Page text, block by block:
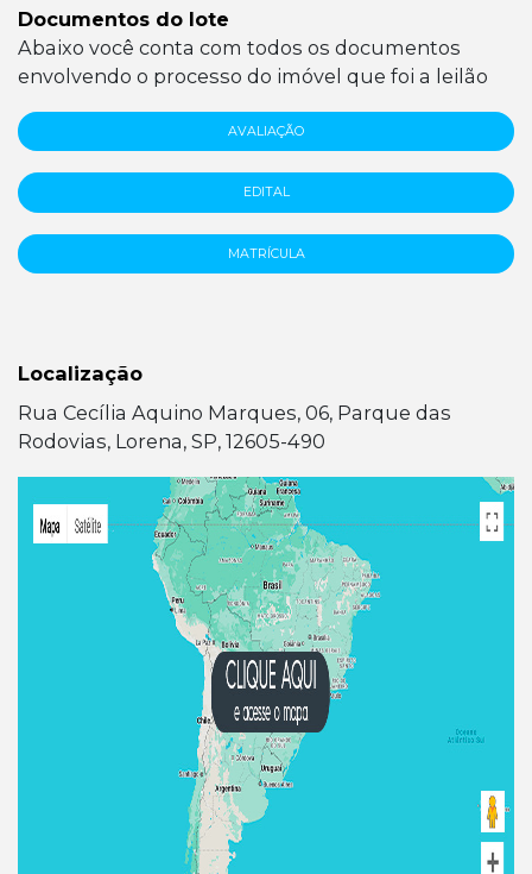
Documentos do lote
Abaixo você conta com todos os documentos
envolvendo o processo do imóvel que foi a leilão
AVALIAÇÃO
EDITAL
MATRÍCULA
Localização
Rua Cecília Aquino Marques, 06, Parque das
Rodovias, Lorena, SP, 12605-490